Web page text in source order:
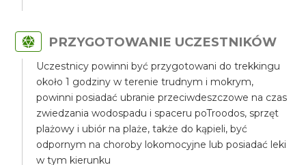
PRZYGOTOWANIE UCZESTNIKÓW
Uczestnicy powinni być przygotowani do trekkingu
około 1 godziny w terenie trudnym i mokrym,
powinni posiadać ubranie przeciwdeszczowe na czas
zwiedzania wodospadu i spaceru poTroodos, sprzęt
plażowy i ubiór na plaże, także do kąpieli, być
odpornym na choroby lokomocyjne lub posiadać leki
w tym kierunku